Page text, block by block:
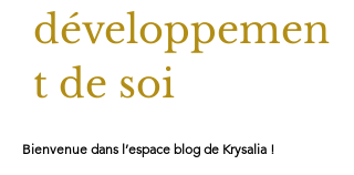
développemen
t de soi
Bienvenue dans l’espace blog de Krysalia !